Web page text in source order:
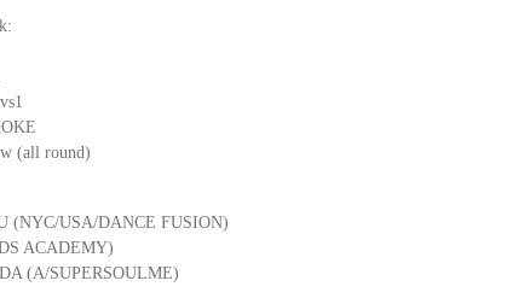
(all round)
(NYC/USA/DANCE FUSION)
ACADEMY)
(A/SUPERSOULME)